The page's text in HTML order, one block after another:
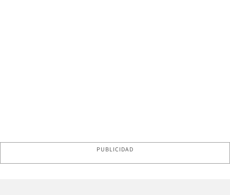
PUBLICIDAD